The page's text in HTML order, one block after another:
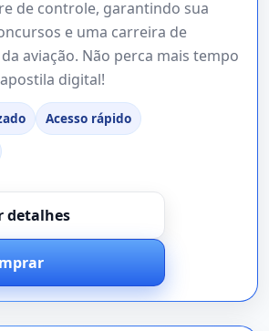
de controle, garantindo sua
e uma carreira de
aviação. Não perca mais tempo
digital!
Acesso rápido
detalhes